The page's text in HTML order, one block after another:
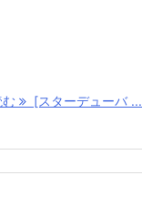
[スターデューバ ...